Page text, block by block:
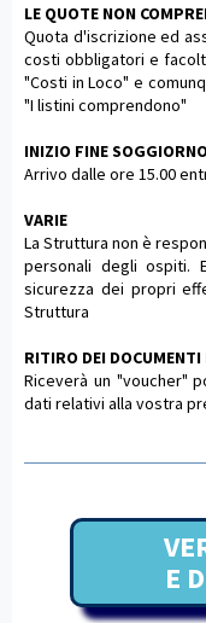
LE QUOTE NON
Quota d'iscrizione ed
costi obbligatori e
"Costi in Loco" e
"I listini comprendono"
INIZIO FINE SOGGIORNO
Arrivo dalle ore 15.00
VARIE
La Struttura non è
personali degli ospiti.
sicurezza dei propri
Struttura
RITIRO DEI
Riceverà un "voucher"
dati relativi alla vostra
E